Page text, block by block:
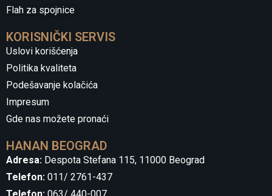
Flah za spojnice
KORISNIČKI SERVIS
Uslovi korišćenja
Politika kvaliteta
Podešavanje kolačića
Impresum
Gde nas možete pronaći
HANAN BEOGRAD
Adresa: Despota Stefana 115, 11000 Beograd
Telefon: 011/ 2761-437